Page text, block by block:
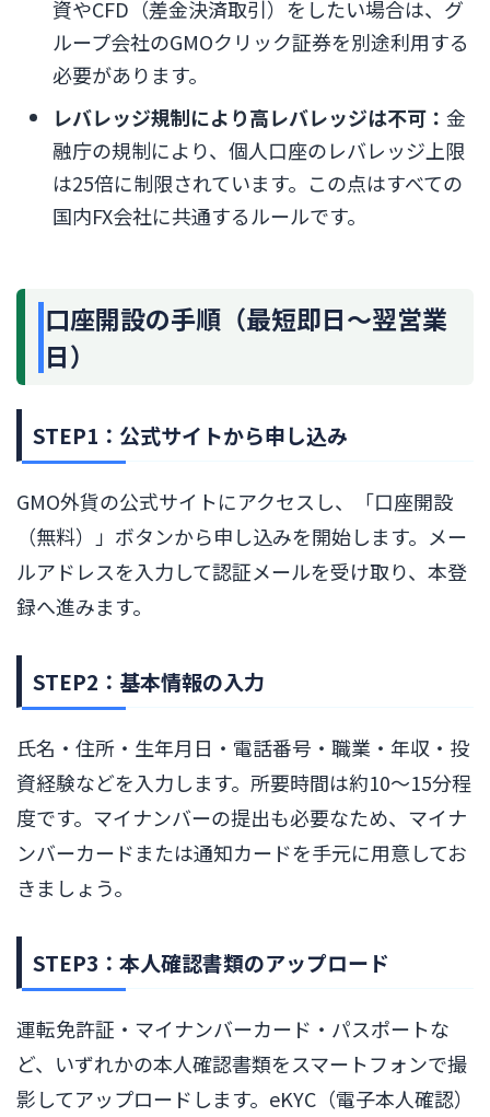
資やCFD（差金決済取引）をしたい場合は、グ
ループ会社のGMOクリック証券を別途利用する
必要があります。
レバレッジ規制により高レバレッジは不可： 金
融庁の規制により、個人口座のレバレッジ上限
は25倍に制限されています。この点はすべての
国内FX会社に共通するルールです。
口座開設の手順（最短即日〜翌営業
日）
STEP1：公式サイトから申し込み
GMO外貨の公式サイトにアクセスし、「口座開設
（無料）」ボタンから申し込みを開始します。メー
ルアドレスを入力して認証メールを受け取り、本登
録へ進みます。
STEP2：基本情報の入力
氏名・住所・生年月日・電話番号・職業・年収・投
資経験などを入力します。所要時間は約10〜15分程
度です。マイナンバーの提出も必要なため、マイナ
ンバーカードまたは通知カードを手元に用意してお
きましょう。
STEP3：本人確認書類のアップロード
運転免許証・マイナンバーカード・パスポートな
ど、いずれかの本人確認書類をスマートフォンで撮
影してアップロードします。eKYC（電子本人確認）